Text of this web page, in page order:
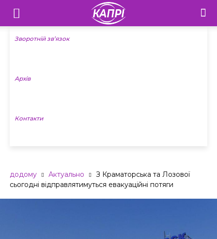
Телебачення
«Капрі»
Новини
Зворотній зв’язок
Архів
Контакти
додому Актуально
З Краматорська та Лозової
сьогодні відправлятимуться евакуаційні потяги